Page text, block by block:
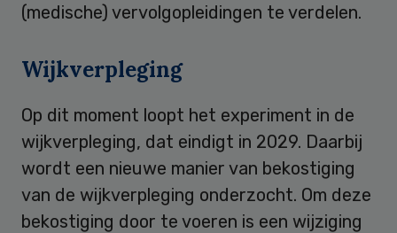
(medische) vervolgopleidingen te verdelen.
Wijkverpleging
Op dit moment loopt het experiment in de
wijkverpleging, dat eindigt in 2029. Daarbij
wordt een nieuwe manier van bekostiging
van de wijkverpleging onderzocht. Om deze
bekostiging door te voeren is een wijziging